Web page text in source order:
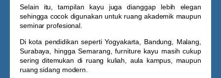
Selain itu, tampilan kayu juga dianggap lebih elegan
sehingga cocok digunakan untuk ruang akademik maupun
seminar profesional.
Di kota pendidikan seperti Yogyakarta, Bandung, Malang,
Surabaya, hingga Semarang, furniture kayu masih cukup
sering ditemukan di ruang kuliah, aula kampus, maupun
ruang sidang modern.